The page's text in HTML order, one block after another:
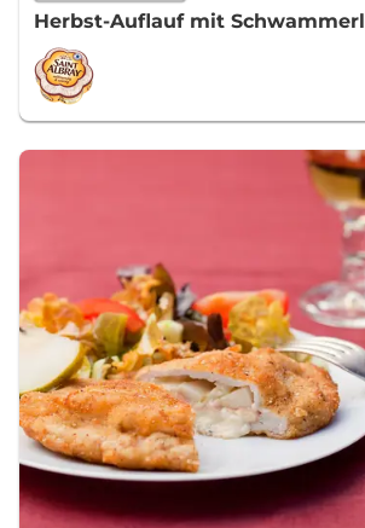
Herbst-Auflauf mit Schwammerl